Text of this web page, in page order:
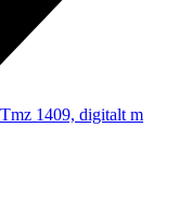
1409, digitalt m